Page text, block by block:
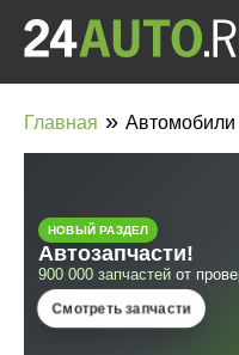
Главная » Автомобили